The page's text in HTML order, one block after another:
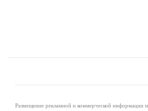
Размещение рекламной и коммерческой информации